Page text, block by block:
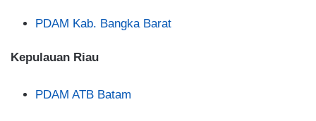
PDAM Kab. Bangka Barat
Kepulauan Riau
PDAM ATB Batam